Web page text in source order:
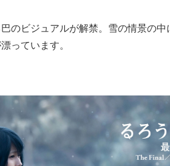
のビジュアルが解禁。雪の情景の中
っています。